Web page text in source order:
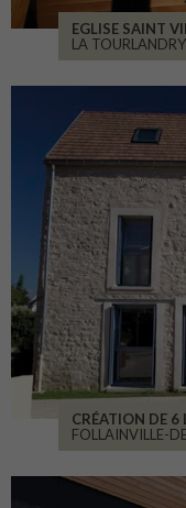
EGLISE SAINT
LA TOURLANDRY
CRÉATION DE 6
FOLLAINVILLE-